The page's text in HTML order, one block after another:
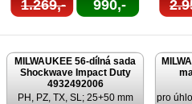
1.269,- 990,-
MILWAUKEE 56-dílná sada
Shockwave Impact Duty
4932492006
PH, PZ, TX, SL; 25+50 mm
pro